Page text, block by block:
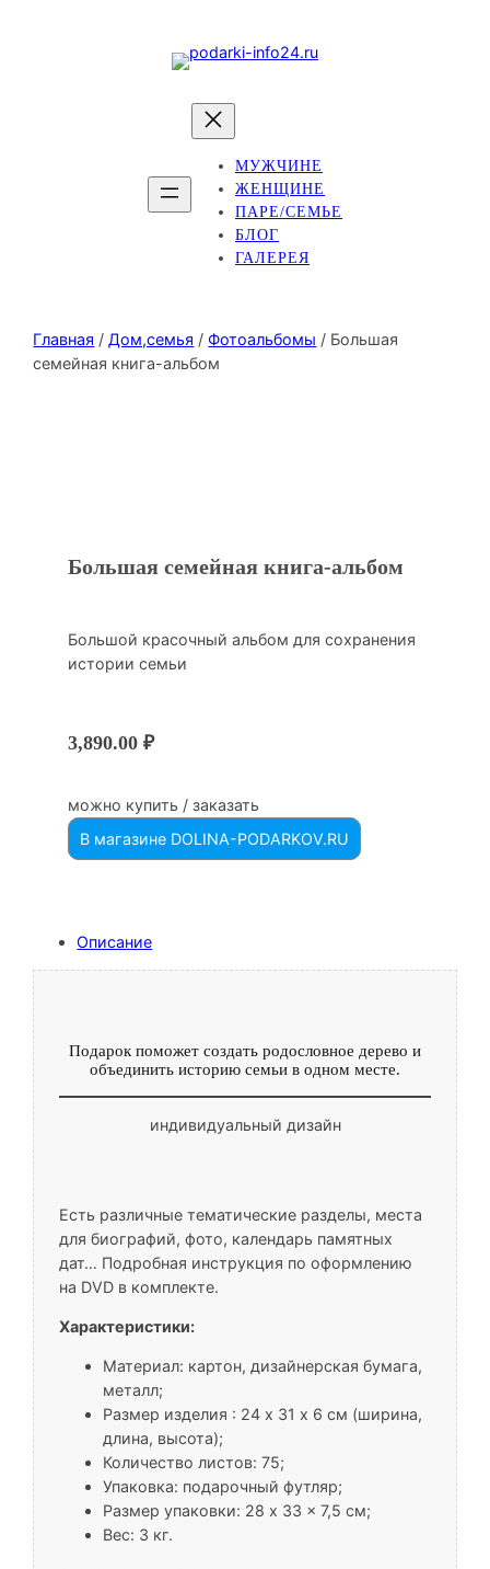
МУЖЧИНЕ
ЖЕНЩИНЕ
ПАРЕ/СЕМЬЕ
БЛОГ
ГАЛЕРЕЯ
Главная / Дом,семья / Фотоальбомы / Большая
семейная книга-альбом
Большая семейная книга-альбом
Большой красочный альбом для сохранения
истории семьи
3,890.00₽
можно купить / заказать
В магазине DOLINA-PODARKOV.RU
Описание
Подарок поможет создать родословное дерево и
объединить историю семьи в одном месте.
индивидуальный дизайн
Есть различные тематические разделы, места
для биографий, фото, календарь памятных
дат… Подробная инструкция по оформлению
на DVD в комплекте.
Характеристики:
Материал: картон, дизайнерская бумага,
металл;
Размер изделия : 24 х 31 х 6 см (ширина,
длина, высота);
Количество листов: 75;
Упаковка: подарочный футляр;
Размер упаковки: 28 x 33 x 7,5 см;
Вес: 3 кг.